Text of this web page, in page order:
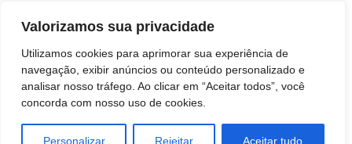
Valorizamos sua privacidade
Utilizamos cookies para aprimorar sua experiência de
navegação, exibir anúncios ou conteúdo personalizado e
analisar nosso tráfego. Ao clicar em “Aceitar todos”, você
concorda com nosso uso de cookies.
Personalizar Rejeitar Aceitar tudo